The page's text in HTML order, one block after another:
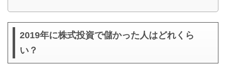
2019年に株式投資で儲かった人はどれくら
い？